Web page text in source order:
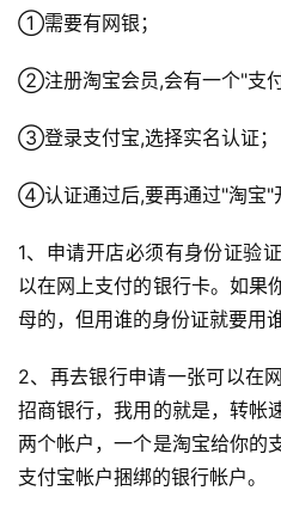
①需要有网银；
②注册淘宝会员,会有一个"支付
③登录支付宝,选择实名认证；
④认证通过后,要再通过"淘宝"
1、申请开店必须有身份证验
以在网上支付的银行卡。如果
母的，但用谁的身份证就要用
2、再去银行申请一张可以在
招商银行，我用的就是，转帐
两个帐户，一个是淘宝给你的
支付宝帐户捆绑的银行帐户。